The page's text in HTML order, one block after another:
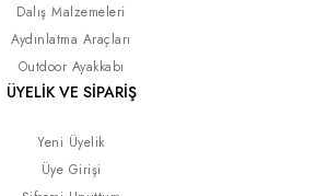
Dalış Malzemeleri
Aydınlatma Araçları
Outdoor Ayakkabı
ÜYELİK VE SİPARİŞ
Yeni Üyelik
Üye Girişi